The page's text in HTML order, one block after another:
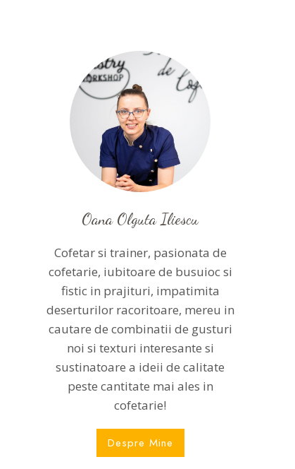
Oana Olguta Iliescu
Cofetar si trainer, pasionata de
cofetarie, iubitoare de busuioc si
fistic in prajituri, impatimita
deserturilor racoritoare, mereu in
cautare de combinatii de gusturi
noi si texturi interesante si
sustinatoare a ideii de calitate
peste cantitate mai ales in
cofetarie!
Despre Mine